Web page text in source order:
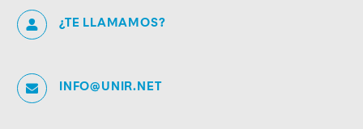
¿TE LLAMAMOS?
INFO@UNIR.NET